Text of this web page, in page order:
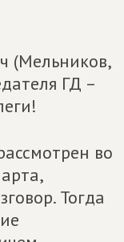
(Мельников,
ГД –
во
Тогда